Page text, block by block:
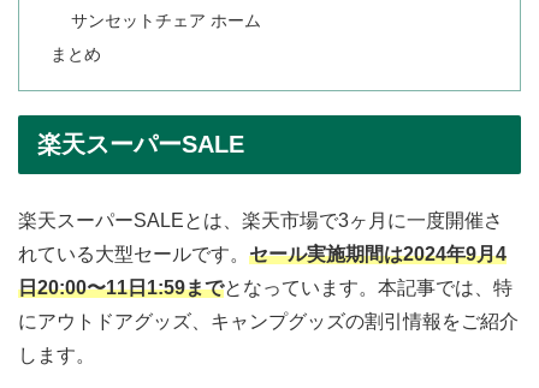
サンセットチェア ホーム
まとめ
楽天スーパーSALE
楽天スーパーSALEとは、楽天市場で3ヶ月に一度開催さ
れている大型セールです。 セール実施期間は2024年9月4
日20:00〜11日1:59までとなっています。本記事では、特
にアウトドアグッズ、キャンプグッズの割引情報をご紹介
します。